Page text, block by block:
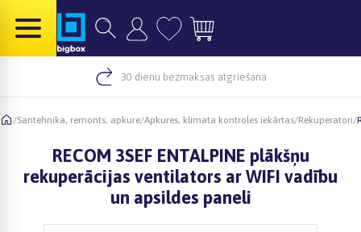
30 dienu bezmaksas atgriešana
/Santehnika, remonts, apkure/Apkures, klimata kontroles iekārtas/Rekuperatori/
RECOM 3SEF ENTALPINE plākšņu
rekuperācijas ventilators ar WIFI vadību
un apsildes paneli